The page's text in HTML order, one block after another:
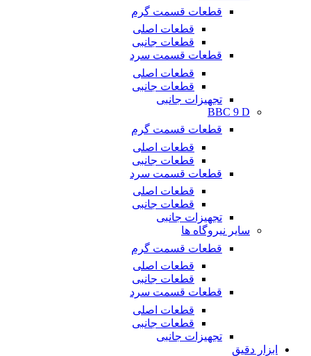
قطعات قسمت گرم
قطعات اصلی
قطعات جانبی
قطعات قسمت سرد
قطعات اصلی
قطعات جانبی
تجهیزات جانبی
BBC 9 D
قطعات قسمت گرم
قطعات اصلی
قطعات جانبی
قطعات قسمت سرد
قطعات اصلی
قطعات جانبی
تجهیزات جانبی
سایر نیروگاه ها
قطعات قسمت گرم
قطعات اصلی
قطعات جانبی
قطعات قسمت سرد
قطعات اصلی
قطعات جانبی
تجهیزات جانبی
ابزار دقیق